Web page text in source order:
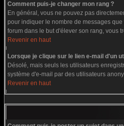
Comment puis-je changer mon rang ?
En général, vous ne pouvez pas
pour indiquer le nombre de messages
forum dans le but d'élever son rang, vous
Revenir en haut
Lorsque je clique sur le lien e-mail d'un
Désolé, mais seuls les utilisateurs
système d'e-mail par des utilisateurs
Revenir en haut